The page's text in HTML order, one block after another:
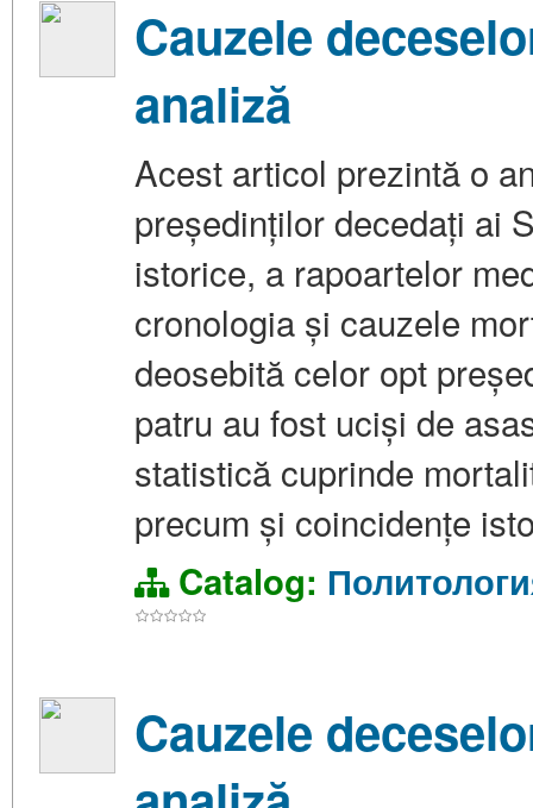
Cauzele
analiză
Acest articol prezintă o
președinților decedați ai
istorice, a rapoartelor
cronologia și cauzele
deosebită celor opt
patru au fost uciși de
statistică cuprinde
precum și coincidențe
Catalog:
Cauzele